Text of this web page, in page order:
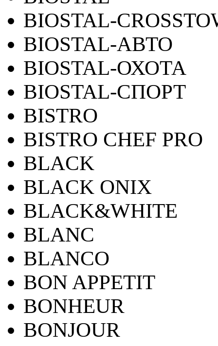
BIOSTAL-
BIOSTAL-АВТО
BIOSTAL-ОХОТА
BIOSTAL-СПОРТ
BISTRO
BISTRO CHEF PRO
BLACK
BLACK ONIX
BLACK&WHITE
BLANC
BLANCO
BON APPETIT
BONHEUR
BONJOUR